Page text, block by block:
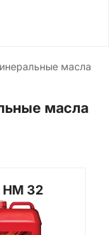
масла
масла
HM 32